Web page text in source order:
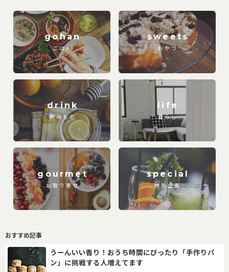
gohan
ごはん
sweets
おやつ
drink
飲みもの
life
暮らし
gourmet
お取り寄せ
special
特別企画
おすすめ記事
うーんいい香り！おうち時間にぴったり「手作りパ
ン」に挑戦する人増えてます